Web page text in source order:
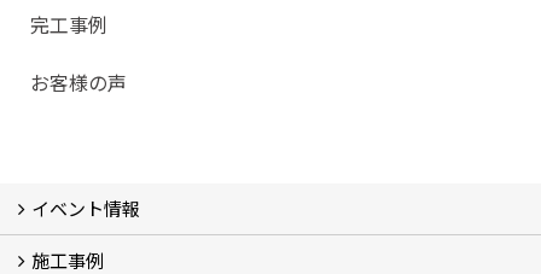
完工事例
お客様の声
イベント情報
イベント予告
過去のイベント
施工事例